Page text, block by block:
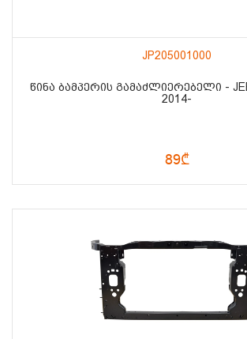
JP205001000
ᲬᲘᲜᲐ ᲑᲐᲛᲞᲔᲠᲘᲡ ᲒᲐᲛᲐᲫᲚᲘᲔᲠᲔᲑᲔᲚᲘ -
2014-
89₾